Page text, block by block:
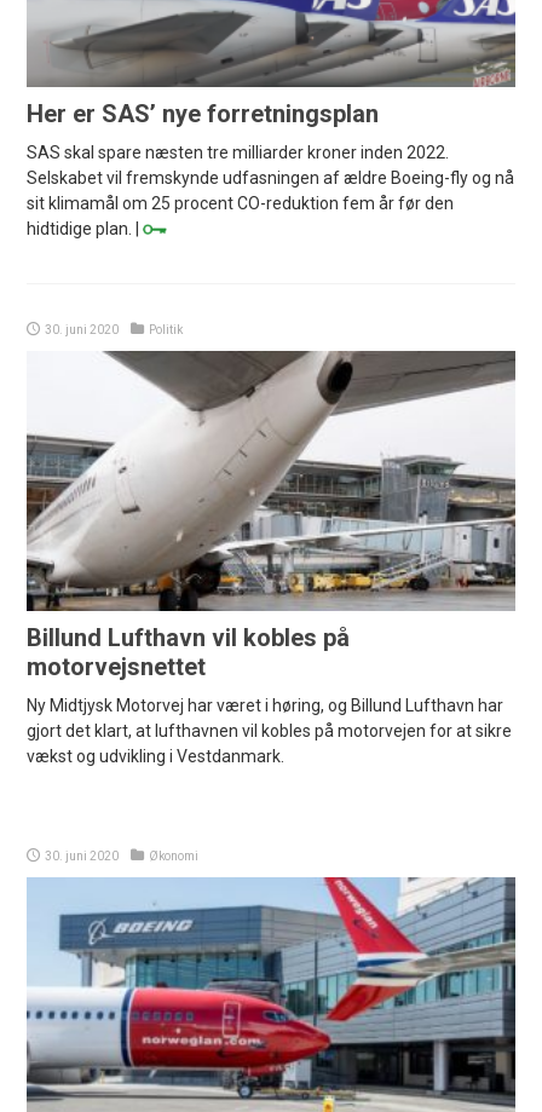
Her er SAS’ nye forretningsplan
SAS skal spare næsten tre milliarder kroner inden 2022.
Selskabet vil fremskynde udfasningen af ældre Boeing-fly og nå
sit klimamål om 25 procent CO-reduktion fem år før den
hidtidige plan. |
30. juni 2020 Politik
Billund Lufthavn vil kobles på
motorvejsnettet
Ny Midtjysk Motorvej har været i høring, og Billund Lufthavn har
gjort det klart, at lufthavnen vil kobles på motorvejen for at sikre
vækst og udvikling i Vestdanmark.
30. juni 2020 Økonomi